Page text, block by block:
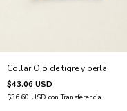
Collar Ojo de tigre y perla
$43.06 USD
$36.60 USD con Transferencia